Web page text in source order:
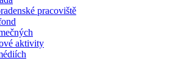
pracoviště
aktivity